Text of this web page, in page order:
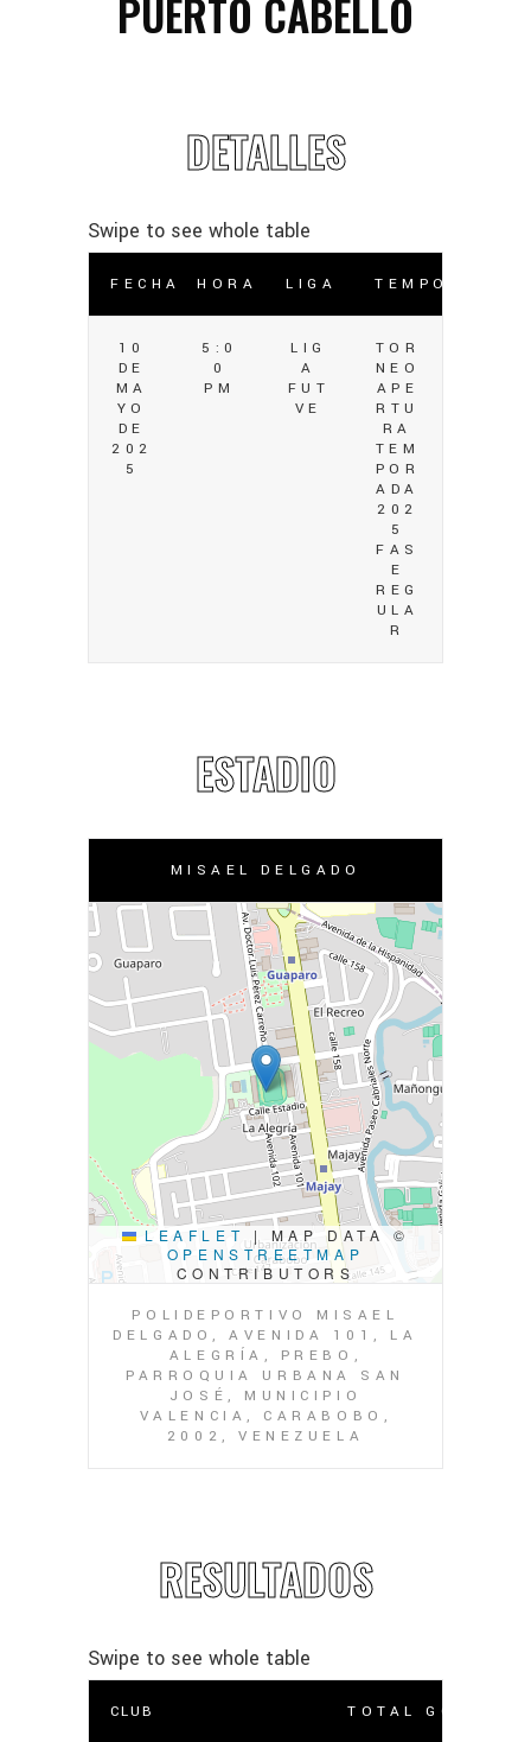
PUERTO CABELLO
DETALLES
FECHA HORA LIGA TEMPORADA
10
DE
MA
YO
DE
202
5
5:0
0
PM
LIG
A
FUT
VE
TOR
NEO
APE
RTU
RA
TEM
POR
ADA
202
5
FAS
E
REG
ULA
R
ESTADIO
MISAEL DELGADO
LEAFLET |
MAP DATA ©
OPENSTREETMAP
CONTRIBUTORS
POLIDEPORTIVO MISAEL
DELGADO, AVENIDA 101, LA
ALEGRÍA, PREBO,
PARROQUIA URBANA SAN
JOSÉ, MUNICIPIO
VALENCIA, CARABOBO,
2002, VENEZUELA
RESULTADOS
CLUB TOTAL GOLES